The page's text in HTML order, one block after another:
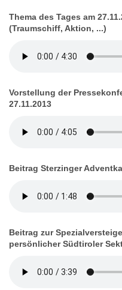
Thema des Tages am
(Traumschiff, Aktion, ...)
Vorstellung der
27.11.2013
Beitrag Sterzinger
Beitrag zur
persönlicher Südtiroler